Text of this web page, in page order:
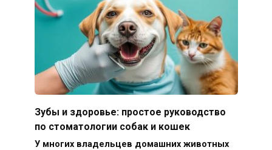
Зубы и здоровье: простое руководство
по стоматологии собак и кошек
У многих владельцев домашних животных